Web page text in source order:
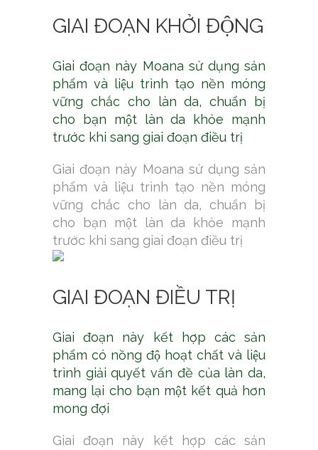
GIAI ĐOẠN KHỞI ĐỘNG
Giai đoạn này Moana sử dụng sản
phẩm và liệu trình tạo nền móng
vững chắc cho làn da, chuẩn bị
cho bạn một làn da khỏe mạnh
trước khi sang giai đoạn điều trị
Giai đoạn này Moana sử dụng sản
phẩm và liệu trình tạo nền móng
vững chắc cho làn da, chuẩn bị
cho bạn một làn da khỏe mạnh
trước khi sang giai đoạn điều trị
GIAI ĐOẠN ĐIỀU TRỊ
Giai đoạn này kết hợp các sản
phẩm có nồng độ hoạt chất và liệu
trình giải quyết vấn đề của làn da,
mang lại cho bạn một kết quả hơn
mong đợi
Giai đoạn này kết hợp các sản